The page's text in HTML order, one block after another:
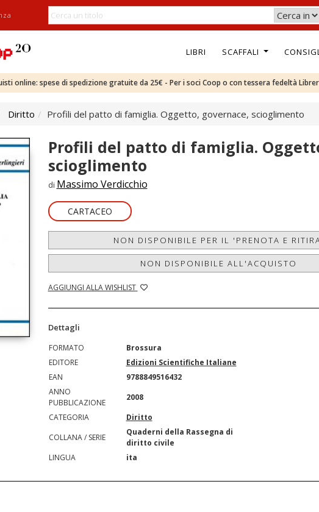
LIBRI SCAFFALI
online: spese di spedizione gratuite da 25€ - Per i soci Coop o con tessera fedeltà
Diritto Profili del patto di famiglia. Oggetto, governace, scioglimento
Profili del patto di famiglia.
scioglimento
di Massimo Verdicchio
CARTACEO
NON DISPONIBILE PER IL 'PRENOTA E
NON DISPONIBILE ALL'ACQUISTO
AGGIUNGI ALLA WISHLIST
Dettagli
FORMATO
Brossura
EDITORE
Edizioni Scientifiche Italiane
EAN
9788849516432
ANNO
PUBBLICAZIONE
2008
CATEGORIA
Diritto
COLLANA / SERIE
Quaderni della Rassegna di
diritto civile
LINGUA
ita